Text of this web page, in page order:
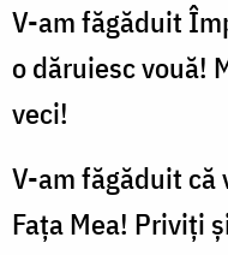
V-am făgăduit
o dăruiesc vouă!
veci!
V-am făgăduit că
Fața Mea! Priviţi